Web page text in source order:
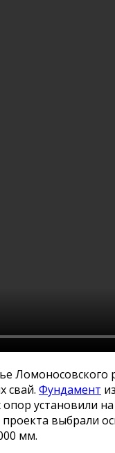
Ломоносовского
свай. Фундамент
установили
выбрали
мм.